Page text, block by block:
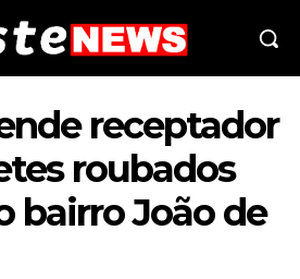
receptador
roubados
bairro João de